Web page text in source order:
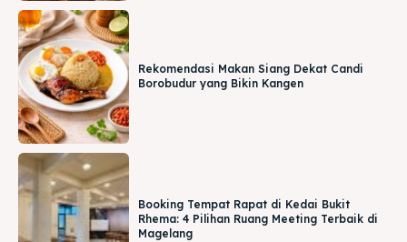
Rekomendasi Makan Siang Dekat Candi
Borobudur yang Bikin Kangen
Booking Tempat Rapat di Kedai Bukit
Rhema: 4 Pilihan Ruang Meeting Terbaik di
Magelang